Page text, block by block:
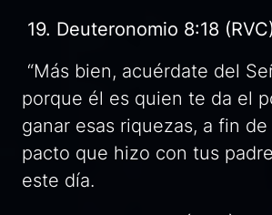
19. Deuteronomio 8:18 (RVC)
“Más bien, acuérdate del
porque él es quien te da el
ganar esas riquezas, a fin
pacto que hizo con tus
este día.